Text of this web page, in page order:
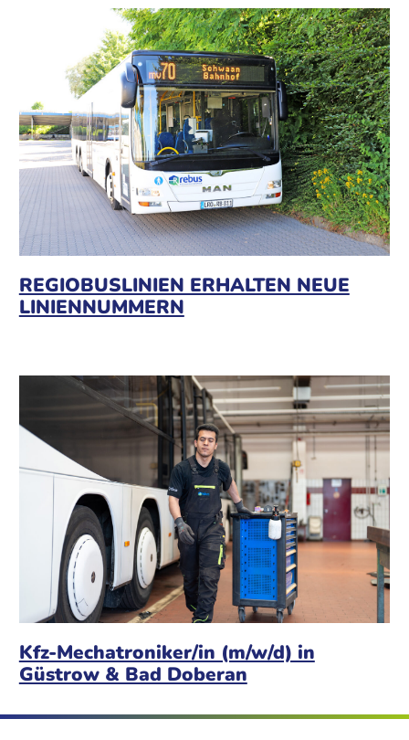
REGIOBUSLINIEN ERHALTEN NEUE
LINIENNUMMERN
Kfz-Mechatroniker/in (m/w/d) in
Güstrow & Bad Doberan